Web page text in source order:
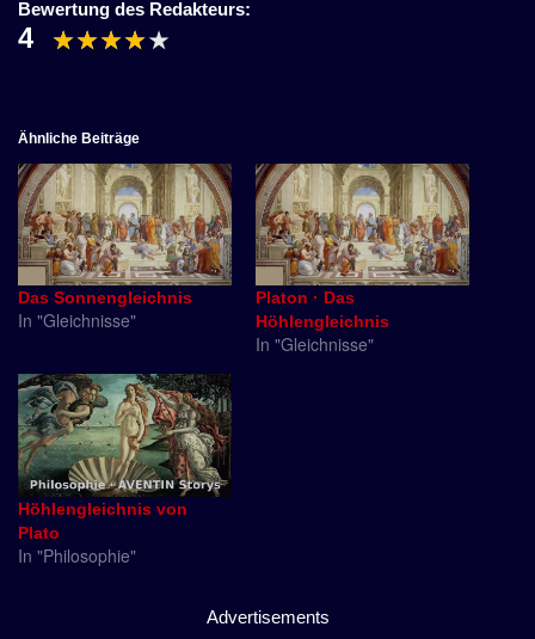
Bewertung des Redakteurs:
4
Ähnliche Beiträge
Das Sonnengleichnis
In "Gleichnisse"
Platon · Das
Höhlengleichnis
In "Gleichnisse"
Höhlengleichnis von
Plato
In "Philosophie"
Advertisements